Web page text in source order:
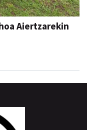
Aiertzarekin